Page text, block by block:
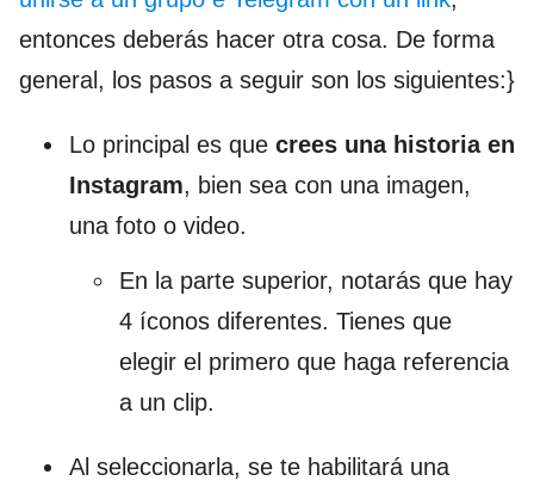
entonces deberás hacer otra cosa. De forma
general, los pasos a seguir son los siguientes:}
Lo principal es que crees una historia en
Instagram, bien sea con una imagen,
una foto o video.
En la parte superior, notarás que hay
4 íconos diferentes. Tienes que
elegir el primero que haga referencia
a un clip.
Al seleccionarla, se te habilitará una